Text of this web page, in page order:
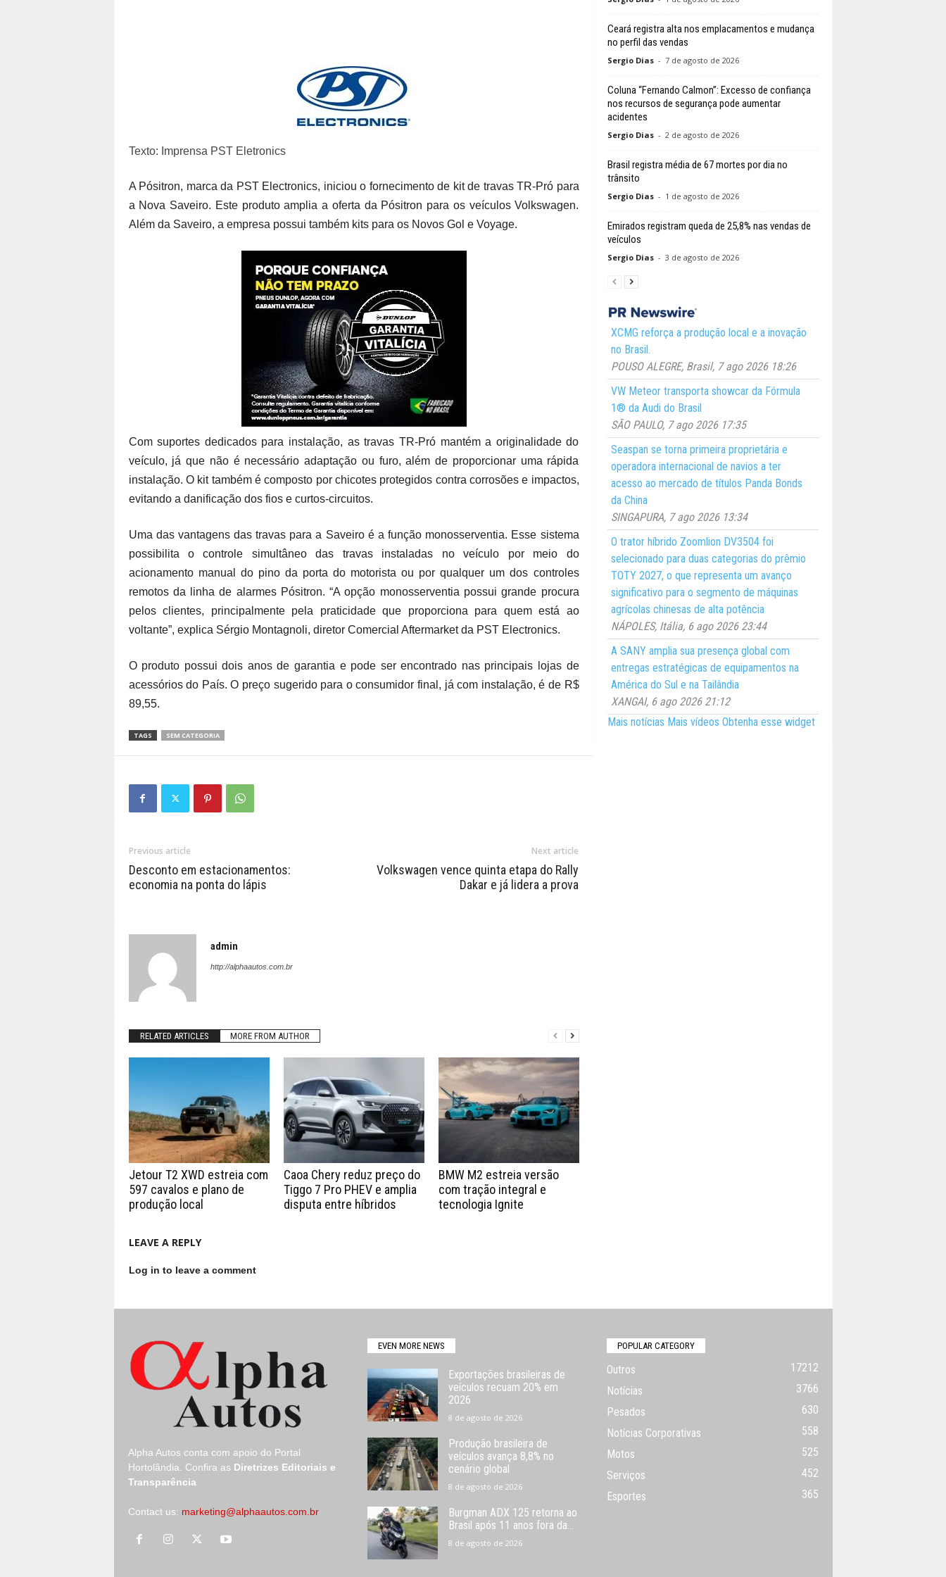
Texto: Imprensa PST Eletronics
A Pósitron, marca da PST Electronics, iniciou o fornecimento de kit de travas TR-Pró para
a Nova Saveiro. Este produto amplia a oferta da Pósitron para os veículos Volkswagen.
Além da Saveiro, a empresa possui também kits para os Novos Gol e Voyage.
Com suportes dedicados para instalação, as travas TR-Pró mantém a originalidade do
veículo, já que não é necessário adaptação ou furo, além de proporcionar uma rápida
instalação. O kit também é composto por chicotes protegidos contra corrosões e impactos,
evitando a danificação dos fios e curtos-circuitos.
Uma das vantagens das travas para a Saveiro é a função monosserventia. Esse sistema
possibilita o controle simultâneo das travas instaladas no veículo por meio do
acionamento manual do pino da porta do motorista ou por qualquer um dos controles
remotos da linha de alarmes Pósitron. “A opção monosserventia possui grande procura
pelos clientes, principalmente pela praticidade que proporciona para quem está ao
voltante”, explica Sérgio Montagnoli, diretor Comercial Aftermarket da PST Electronics.
O produto possui dois anos de garantia e pode ser encontrado nas principais lojas de
acessórios do País. O preço sugerido para o consumidor final, já com instalação, é de R$
89,55.
TAGS SEM CATEGORIA
Previous article
Desconto em estacionamentos:
economia na ponta do lápis
Next article
Volkswagen vence quinta etapa do Rally
Dakar e já lidera a prova
admin
http://alphaautos.com.br
RELATED ARTICLES MORE FROM AUTHOR
Jetour T2 XWD estreia com
597 cavalos e plano de
produção local
Caoa Chery reduz preço do
Tiggo 7 Pro PHEV e amplia
disputa entre híbridos
BMW M2 estreia versão
com tração integral e
tecnologia Ignite
LEAVE A REPLY
Log in to leave a comment
Ceará registra alta nos emplacamentos e mudança
no perfil das vendas
Sergio Dias - 7 de agosto de 2026
Coluna “Fernando Calmon”: Excesso de confiança
nos recursos de segurança pode aumentar
acidentes
Sergio Dias - 2 de agosto de 2026
Brasil registra média de 67 mortes por dia no
trânsito
Sergio Dias - 1 de agosto de 2026
Emirados registram queda de 25,8% nas vendas de
veículos
Sergio Dias - 3 de agosto de 2026
XCMG reforça a produção local e a inovação
no Brasil.
POUSO ALEGRE, Brasil, 7 ago 2026 18:26
VW Meteor transporta showcar da Fórmula
1® da Audi do Brasil
SÃO PAULO, 7 ago 2026 17:35
Seaspan se torna primeira proprietária e
operadora internacional de navios a ter
acesso ao mercado de títulos Panda Bonds
da China
SINGAPURA, 7 ago 2026 13:34
O trator híbrido Zoomlion DV3504 foi
selecionado para duas categorias do prêmio
TOTY 2027, o que representa um avanço
significativo para o segmento de máquinas
agrícolas chinesas de alta potência
NÁPOLES, Itália, 6 ago 2026 23:44
A SANY amplia sua presença global com
entregas estratégicas de equipamentos na
América do Sul e na Tailândia
XANGAI, 6 ago 2026 21:12
Mais notícias Mais vídeos Obtenha esse widget
Alpha Autos conta com apoio do Portal
Hortolândia.
Confira as Diretrizes Editoriais e
Transparência
Contact us: marketing@alphaautos.com.br
EVEN MORE NEWS
Exportações brasileiras de
veículos recuam 20% em
2026
8 de agosto de 2026
Produção brasileira de
veículos avança 8,8% no
cenário global
8 de agosto de 2026
Burgman ADX 125 retorna ao
Brasil após 11 anos fora da...
8 de agosto de 2026
POPULAR CATEGORY
Outros
17212
Notícias
3766
Pesados
630
Notícias Corporativas
558
Motos
525
Serviços
452
Esportes
365